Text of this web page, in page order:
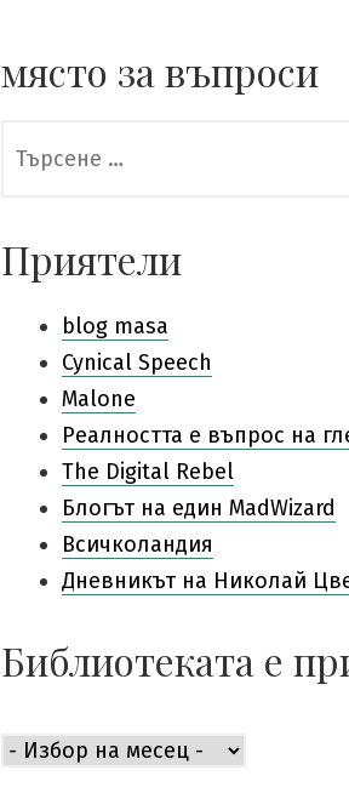
на
място за въпроси
за:
Приятели
blog masa
Cynical Speech
Malone
Pеалността е въпрос на
The Digital Rebel
Блогът на един MadWizard
Всичколандия
Дневникът на Николай
Библиотеката е
е